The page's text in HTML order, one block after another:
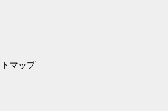
マップ